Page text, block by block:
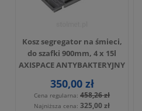
Kosz segregator na śmieci,
do szafki 900mm, 4 x 15l
AXISPACE ANTYBAKTERYJNY
350,00 zł
Cena regularna: 458,26 zł
Najniższa cena: 325,00 zł